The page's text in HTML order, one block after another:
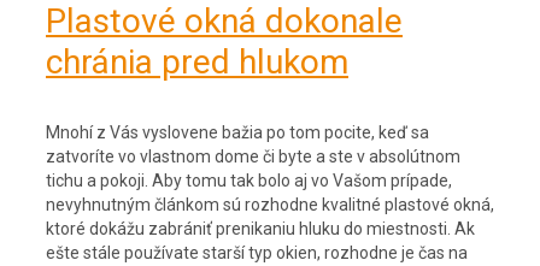
Plastové okná dokonale
chránia pred hlukom
Mnohí z Vás vyslovene bažia po tom pocite, keď sa
zatvoríte vo vlastnom dome či byte a ste v absolútnom
tichu a pokoji. Aby tomu tak bolo aj vo Vašom prípade,
nevyhnutným článkom sú rozhodne kvalitné plastové okná,
ktoré dokážu zabrániť prenikaniu hluku do miestnosti. Ak
ešte stále používate starší typ okien, rozhodne je čas na